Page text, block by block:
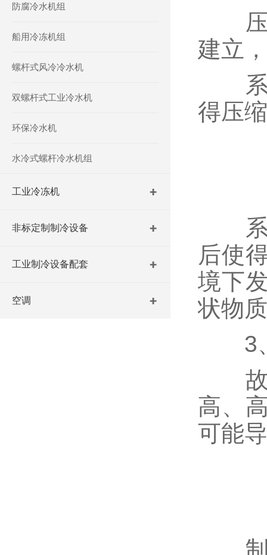
防腐冷水机组
船用冷冻机组
螺杆式风冷冷水机
双螺杆式工业冷水机
环保冷水机
水冷式螺杆冷水机组
工业冷冻机
非标定制制冷设备
工业制冷设备配套
空调
压
建立
系
得压
系
后使
境下
状物
3、
故
高、
可能
制